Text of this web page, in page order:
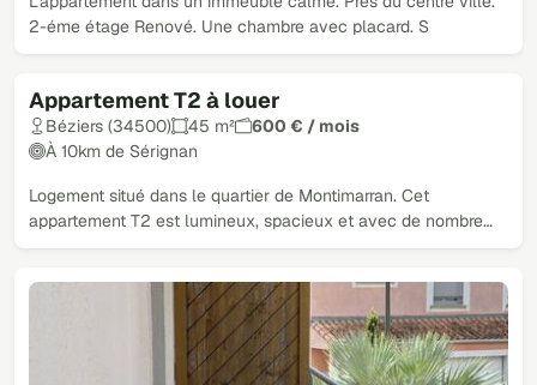
2-éme étage Renové. Une chambre avec placard. S
Appartement T2 à louer
Béziers (34500) 45 m²
600 € / mois
À 10km de Sérignan
Logement situé dans le quartier de Montimarran. Cet
appartement T2 est lumineux, spacieux et avec de nombre…